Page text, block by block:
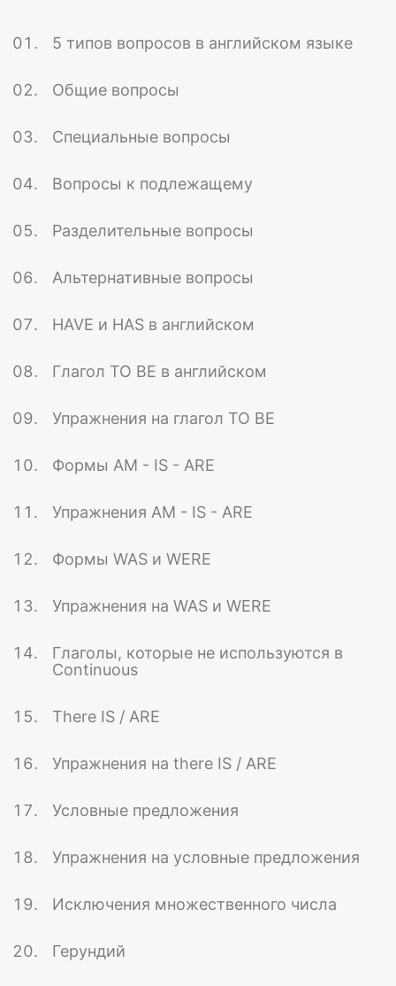
5 типов вопросов в английском языке
Общие вопросы
Специальные вопросы
Вопросы к подлежащему
Разделительные вопросы
Альтернативные вопросы
HAVE и HAS в английском
Глагол TO BE в английском
Упражнения на глагол TO BE
Формы AM - IS - ARE
Упражнения AM - IS - ARE
Формы WAS и WERE
Упражнения на WAS и WERE
Глаголы, которые не используются в
Continuous
There IS / ARE
Упражнения на there IS / ARE
Условные предложения
Упражнения на условные предложения
Исключения множественного числа
Герундий